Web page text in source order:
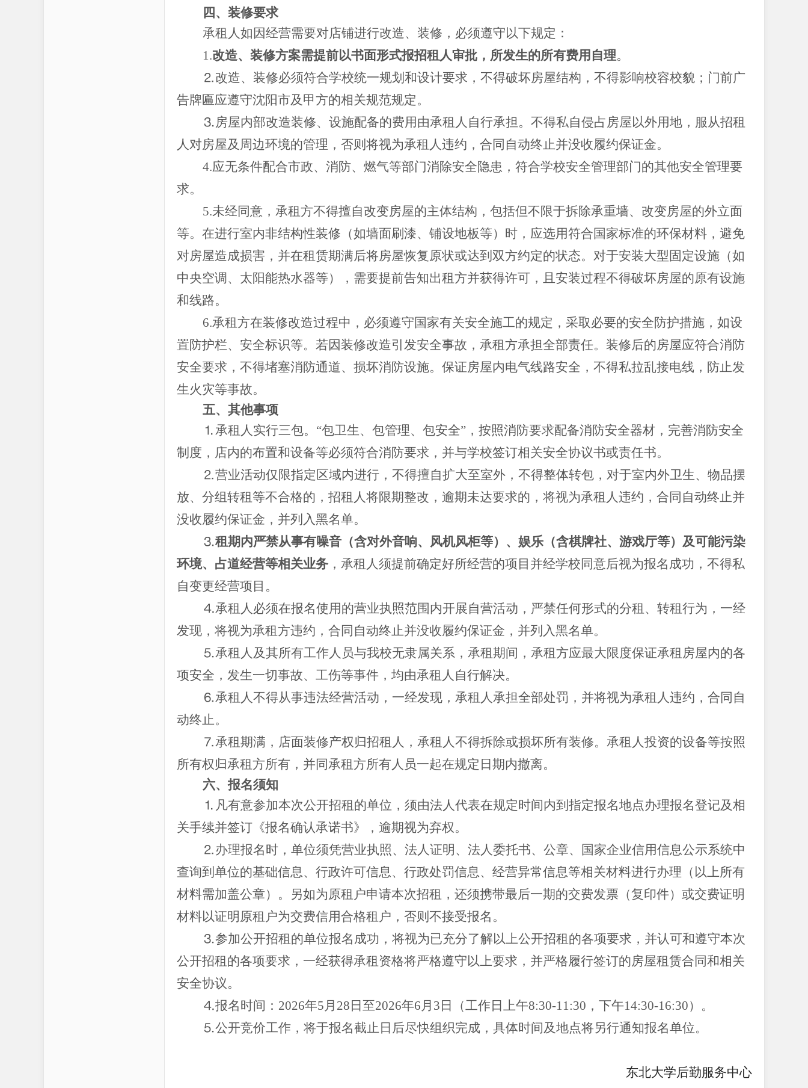
四、装修要求
承租人如因经营需要对店铺进行改造、装修，必须遵守以下规定：
1.改造、装修方案需提前以书面形式报招租人审批，所发生的所有费用自理。
⒉改造、装修必须符合学校统一规划和设计要求，不得破坏房屋结构，不得影响校容校貌；门前广
告牌匾应遵守沈阳市及甲方的相关规范规定。
⒊房屋内部改造装修、设施配备的费用由承租人自行承担。不得私自侵占房屋以外用地，服从招租
人对房屋及周边环境的管理，否则将视为承租人违约，合同自动终止并没收履约保证金。
4.应无条件配合市政、消防、燃气等部门消除安全隐患，符合学校安全管理部门的其他安全管理要
求。
5.未经同意，承租方不得擅自改变房屋的主体结构，包括但不限于拆除承重墙、改变房屋的外立面
等。在进行室内非结构性装修（如墙面刷漆、铺设地板等）时，应选用符合国家标准的环保材料，避免
对房屋造成损害，并在租赁期满后将房屋恢复原状或达到双方约定的状态。对于安装大型固定设施（如
中央空调、太阳能热水器等），需要提前告知出租方并获得许可，且安装过程不得破坏房屋的原有设施
和线路。
6.承租方在装修改造过程中，必须遵守国家有关安全施工的规定，采取必要的安全防护措施，如设
置防护栏、安全标识等。若因装修改造引发安全事故，承租方承担全部责任。装修后的房屋应符合消防
安全要求，不得堵塞消防通道、损坏消防设施。保证房屋内电气线路安全，不得私拉乱接电线，防止发
生火灾等事故。
五、其他事项
⒈承租人实行三包。“包卫生、包管理、包安全”，按照消防要求配备消防安全器材，完善消防安全
制度，店内的布置和设备等必须符合消防要求，并与学校签订相关安全协议书或责任书。
⒉营业活动仅限指定区域内进行，不得擅自扩大至室外，不得整体转包，对于室内外卫生、物品摆
放、分组转租等不合格的，招租人将限期整改，逾期未达要求的，将视为承租人违约，合同自动终止并
没收履约保证金，并列入黑名单。
⒊租期内严禁从事有噪音（含对外音响、风机风柜等）、娱乐（含棋牌社、游戏厅等）及可能污染
环境、占道经营等相关业务 ，承租人须提前确定好所经营的项目并经学校同意后视为报名成功，不得私
自变更经营项目。
⒋承租人必须在报名使用的营业执照范围内开展自营活动，严禁任何形式的分租、转租行为，一经
发现，将视为承租方违约，合同自动终止并没收履约保证金，并列入黑名单。
⒌承租人及其所有工作人员与我校无隶属关系，承租期间，承租方应最大限度保证承租房屋内的各
项安全，发生一切事故、工伤等事件，均由承租人自行解决。
⒍承租人不得从事违法经营活动，一经发现，承租人承担全部处罚，并将视为承租人违约，合同自
动终止。
⒎承租期满，店面装修产权归招租人，承租人不得拆除或损坏所有装修。承租人投资的设备等按照
所有权归承租方所有，并同承租方所有人员一起在规定日期内撤离。
六、报名须知
⒈凡有意参加本次公开招租的单位，须由法人代表在规定时间内到指定报名地点办理报名登记及相
关手续并签订《报名确认承诺书》，逾期视为弃权。
⒉办理报名时，单位须凭营业执照、法人证明、法人委托书、公章、国家企业信用信息公示系统中
查询到单位的基础信息、行政许可信息、行政处罚信息、经营异常信息等相关材料进行办理（以上所有
材料需加盖公章）。另如为原租户申请本次招租，还须携带最后一期的交费发票（复印件）或交费证明
材料以证明原租户为交费信用合格租户，否则不接受报名。
⒊参加公开招租的单位报名成功，将视为已充分了解以上公开招租的各项要求，并认可和遵守本次
公开招租的各项要求，一经获得承租资格将严格遵守以上要求，并严格履行签订的房屋租赁合同和相关
安全协议。
⒋报名时间：2026年5月28 日至2026年6月 3 日（工作日上午8:30-11:30，下午14:30-16:30）。
⒌公开竞价工作，将于报名截止日后尽快组织完成，具体时间及地点将另行通知报名单位。
东北大学后勤服务中心